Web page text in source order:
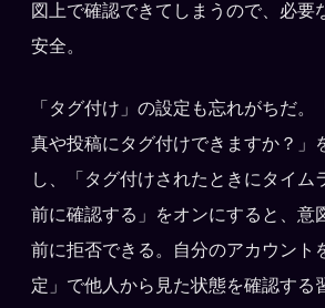
図上で確認できてしまうので、必要
安全。
「タグ付け」の設定も忘れがちだ。
真や投稿にタグ付けできますか？」
し、「タグ付けされたときにタイム
前に確認する」をオンにすると、意
前に拒否できる。自分のアカウント
定」で他人から見た状態を確認する